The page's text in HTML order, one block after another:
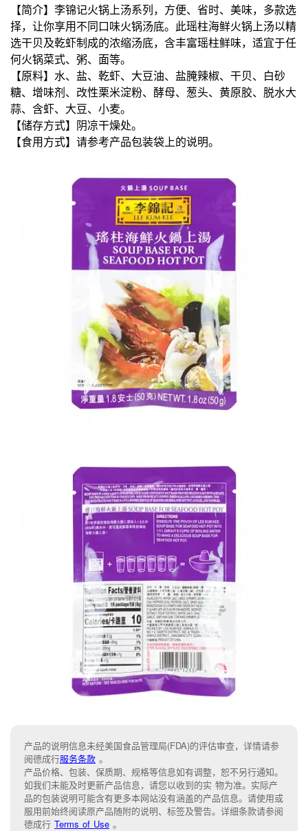
【简介】李锦记火锅上汤系列，方便、省时、美味，多款选
择，让你享用不同口味火锅汤底。此瑶柱海鲜火锅上汤以精
选干贝及乾虾制成的浓缩汤底，含丰富瑶柱鲜味，适宜于任
何火锅菜式、粥、面等。
【原料】水、盐、乾虾、大豆油、盐腌辣椒、干贝、白砂
糖、增味剂、改性栗米淀粉、酵母、葱头、黄原胶、脱水大
蒜、含虾、大豆、小麦。
【储存方式】阴凉干燥处。
【食用方式】请参考产品包装袋上的说明。
产品的说明信息未经美国食品管理局(FDA)的评估审查，详情请参
阅德成行服务条款 。
产品价格、包装、保质期、规格等信息如有调整，恕不另行通知。
如我们未能及时更新产品信息，请您以收到的实 物为准。实际产
品的包装说明可能含有更多本网站没有涵盖的产品信息。请使用或
服用前始终阅读原产品随附的说明、标签及警告。详细条款请参阅
德成行 Terms of Use 。